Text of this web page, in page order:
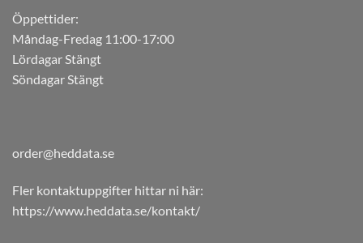
Öppettider:
Måndag-Fredag 11:00-17:00
Lördagar Stängt
Söndagar Stängt
order@heddata.se
Fler kontaktuppgifter hittar ni här:
https://www.heddata.se/kontakt/